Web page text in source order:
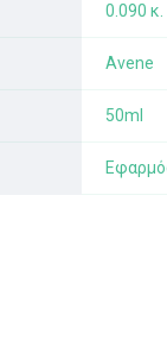
0.090 κ.
Avene
50ml